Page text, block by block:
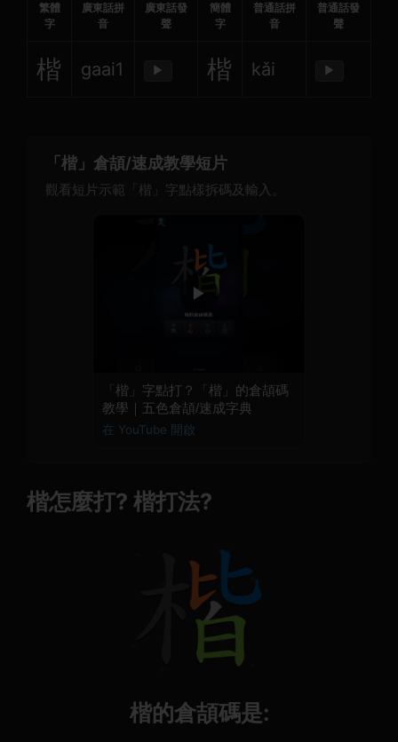
繁體
字
廣東話拼
音
廣東話發
聲
簡體
字
普通話拼
音
普通話發
聲
楷 gaai1 ▶ 楷 kǎi ▶
「楷」倉頡/速成教學短片
觀看短片示範「楷」字點樣拆碼及輸入。
▶
「楷」字點打？「楷」的倉頡碼
教學｜五色倉頡/速成字典
在 YouTube 開啟
楷怎麼打? 楷打法?
楷的倉頡碼是: